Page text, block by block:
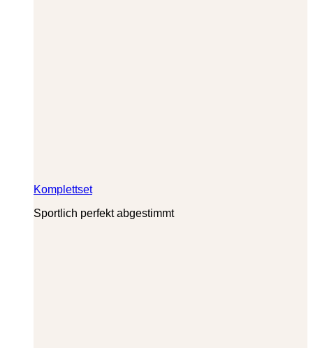
Komplettset
Sportlich perfekt abgestimmt